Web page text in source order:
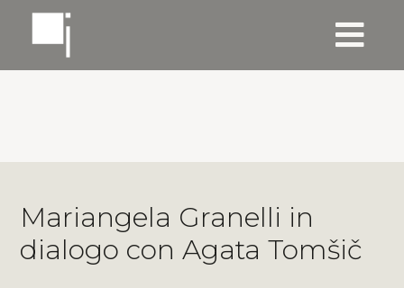
Mariangela Granelli in
dialogo con Agata Tomšič